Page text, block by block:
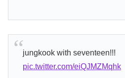
jungkook with seventeen!!!
pic.twitter.com/eiQJMZMqhk